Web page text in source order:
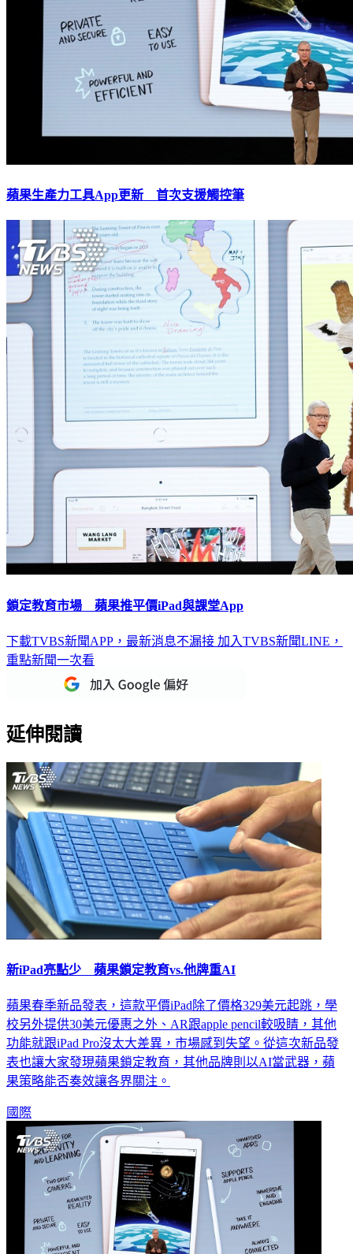
蘋果生產力工具App更新 首次支援觸控筆
鎖定教育市場 蘋果推平價iPad與課堂App
下載TVBS新聞APP，最新消息不漏接 加入TVBS新聞LINE，
重點新聞一次看
延伸閱讀
新iPad亮點少 蘋果鎖定教育vs.他牌重AI
蘋果春季新品發表，這款平價iPad除了價格329美元起跳，學
校另外提供30美元優惠之外、AR跟apple pencil較吸睛，其他
功能就跟iPad Pro沒太大差異，市場感到失望。從這次新品發
表也讓大家發現蘋果鎖定教育，其他品牌則以AI當武器，蘋
果策略能否奏效讓各界關注。
國際